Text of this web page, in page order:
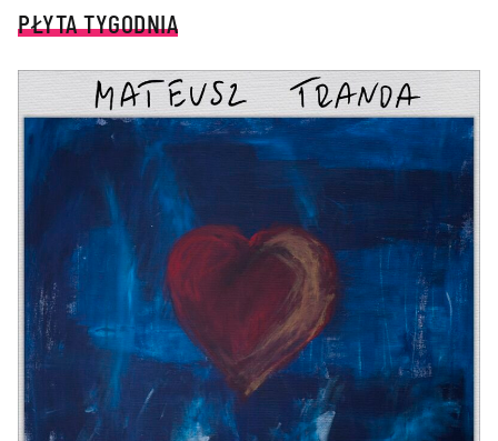
PŁYTA TYGODNIA